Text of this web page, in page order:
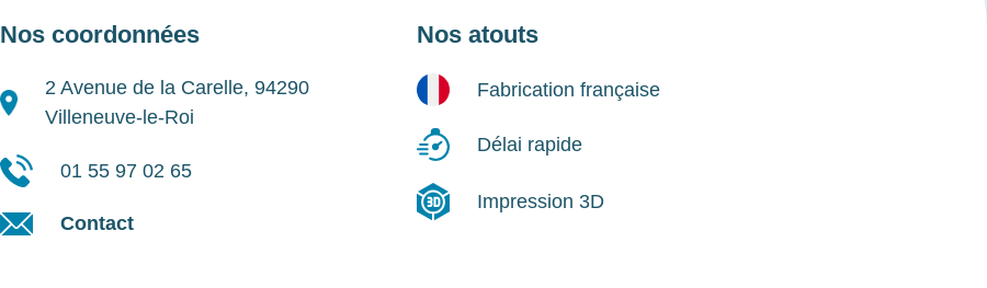
Nos coordonnées
2 Avenue de la Carelle, 94290
Villeneuve-le-Roi
01 55 97 02 65
Contact
Nos atouts
Fabrication française
Délai rapide
Impression 3D